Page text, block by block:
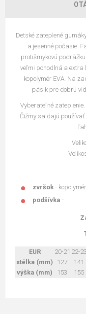
Detské zateplené
a jesenné počasie.
protišmykovú
veľmi pohodlná a extra
kopolymér EVA. Na
pásik pre dobrú
Vyberateľné
Čižmy sa dajú používať
zvršok -
podšívka -
EUR 20-21 22-23
stélka (mm)
127 141
výška (mm)
153 155